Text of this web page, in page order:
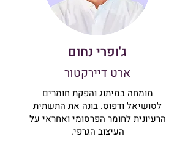
ג'ופרי נחום
ארט דיירקטור
מומחה במיתוג והפקת חומרים
לסושיאל ודפוס. בונה את התשתית
הרעיונית לחומר הפרסומי ואחראי על
העיצוב הגרפי.​​​